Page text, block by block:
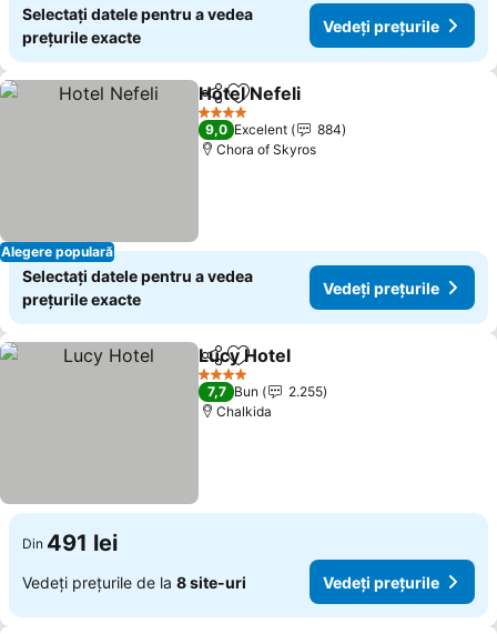
Selectați datele pentru a vedea
prețurile exacte
Vedeți prețurile
Alegere populară
DistribuițiAdăugaţi la favorite
Hotel Nefeli
4 Stele
9,0 Excelent
884
Chora of Skyros
Selectați datele pentru a vedea
prețurile exacte
Vedeți prețurile
DistribuițiAdăugaţi la favorite
Lucy Hotel
4 Stele
7,7 Bun
2.255
Chalkida
Din 491 lei
Vedeți prețurile de la 8 site-uri Vedeți prețurile